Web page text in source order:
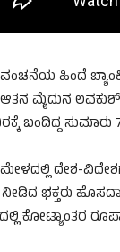
ಹಿಂದೆ
ಆತನ ಮೈದುನ
ಬಂದಿದ್ದ
ದೇಶ-
ಭಕ್ತರು
ಕೋಟ್ಯಾಂತರ